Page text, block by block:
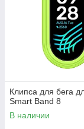
Клипса для бега
Smart Band 8
В наличии